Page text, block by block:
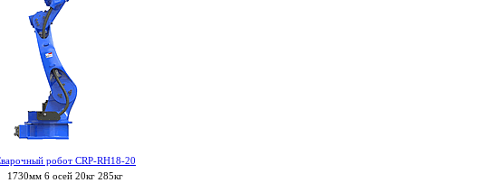
робот CRP-RH18-20
1730мм 6 осей 20кг 285кг